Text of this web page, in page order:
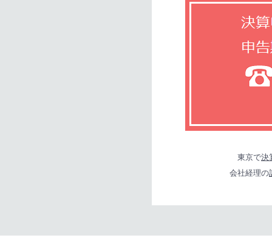
東京で決
会社経理の